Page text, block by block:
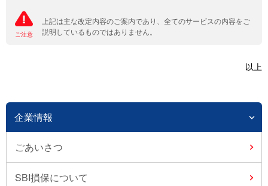
ご注意
上記は主な改定内容のご案内であり、全てのサービスの内容をご
説明しているものではありません。
以上
企業情報
ごあいさつ
SBI損保について